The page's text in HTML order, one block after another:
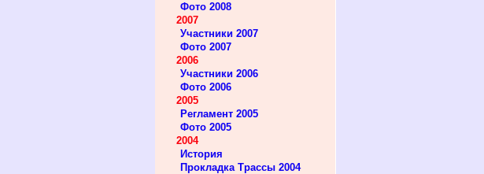
Фото 2008
2007
Участники 2007
Фото 2007
2006
Участники 2006
Фото 2006
2005
Регламент 2005
Фото 2005
2004
История
Прокладка Трассы 2004